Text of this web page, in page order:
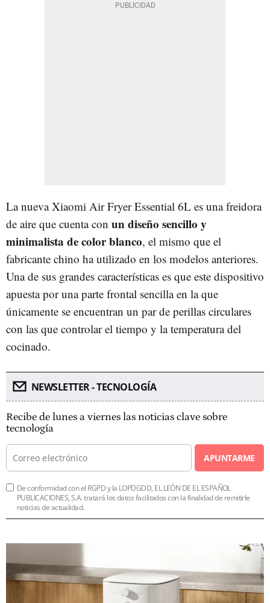
La nueva Xiaomi Air Fryer Essential 6L es una freidora
de aire que cuenta con un diseño sencillo y
minimalista de color blanco, el mismo que el
fabricante chino ha utilizado en los modelos anteriores.
Una de sus grandes características es que este dispositivo
apuesta por una parte frontal sencilla en la que
únicamente se encuentran un par de perillas circulares
con las que controlar el tiempo y la temperatura del
cocinado.
NEWSLETTER - TECNOLOGÍA
Recibe de lunes a viernes las noticias clave sobre
tecnología
APUNTARME
De conformidad con el RGPD y la LOPDGDD, EL LEÓN DE EL ESPAÑOL
PUBLICACIONES, S.A. tratará los datos facilitados con la finalidad de remitirle
noticias de actualidad.